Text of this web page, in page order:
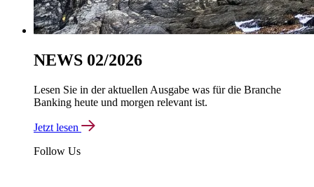
NEWS 02/2026
Lesen Sie in der aktuellen Ausgabe was für die Branche
Banking heute und morgen relevant ist.
Jetzt lesen
Follow Us